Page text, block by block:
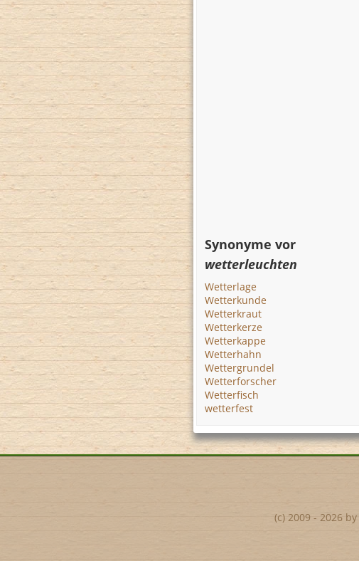
Synonyme vor
wetterleuchten
Wetterlage
Wetterkunde
Wetterkraut
Wetterkerze
Wetterkappe
Wetterhahn
Wettergrundel
Wetterforscher
Wetterfisch
wetterfest
(c) 2009 - 2026 by